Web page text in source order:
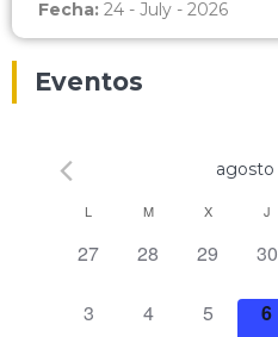
Fecha: 24 - July - 2026
Eventos
agosto
Calendario
de
Eventos
L M X J
0 eventos,
27 0 eventos,
28 0 eventos,
29 0
30
0 eventos,
3 0 eventos,
4 0 eventos,
5 0
6